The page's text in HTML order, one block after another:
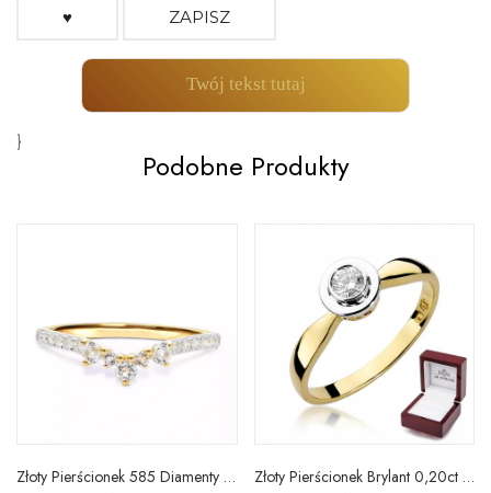
♥ ZAPISZ
Twój tekst tutaj
}
Podobne Produkty
Złoty Pierścionek 585 Diamenty Korona Grawer Złoty Pierścionek Brylant 0,20ct Próba 585 Grawer